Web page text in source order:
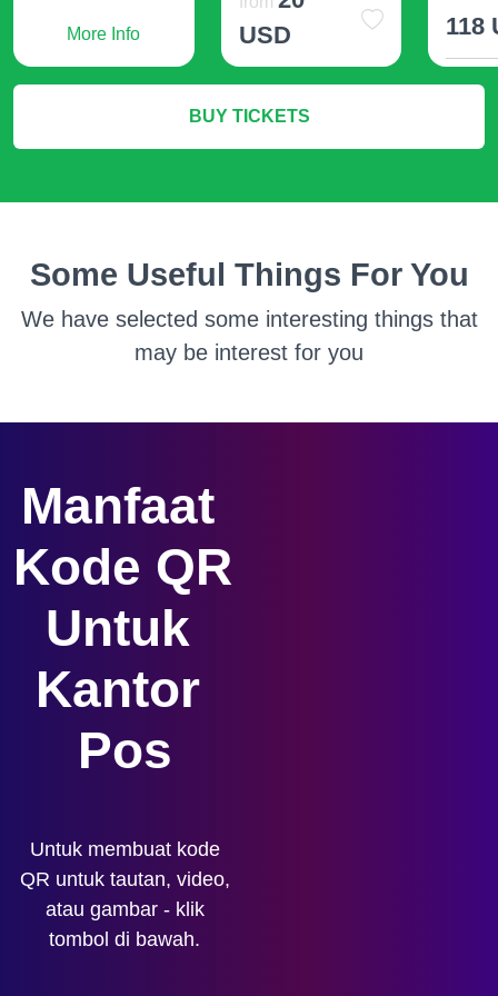
More Info
USD
118
BUY TICKETS
Some Useful Things For You
We have selected some interesting things that
may be interest for you
Manfaat
Kode QR
Untuk
Kantor
Pos
Untuk membuat kode
QR untuk tautan, video,
atau gambar - klik
tombol di bawah.